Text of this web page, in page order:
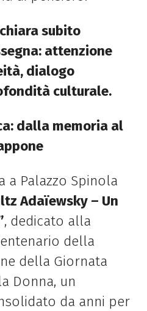
subito
attenzione
dialogo
culturale.
dalla memoria al
a Palazzo Spinola
Adaïewsky – Un
, dedicato alla
della
della Giornata
Donna, un
da anni per